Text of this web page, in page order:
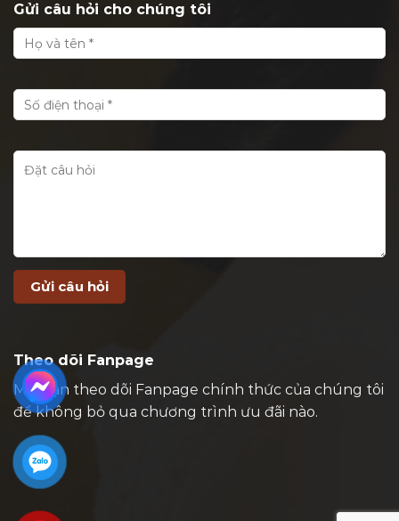
Gửi câu hỏi cho chúng tôi
Theo dõi Fanpage
Mời bạn theo dõi Fanpage chính thức của chúng tôi
để không bỏ qua chương trình ưu đãi nào.